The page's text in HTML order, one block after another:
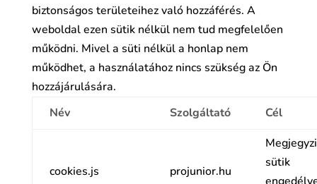
biztonságos területeihez való hozzáférés. A
weboldal ezen sütik nélkül nem tud megfelelően
működni. Mivel a süti nélkül a honlap nem
működhet, a használatához nincs szükség az Ön
hozzájárulására.
Név
Szolgáltató Cél
cookies.js projunior.hu
sütik